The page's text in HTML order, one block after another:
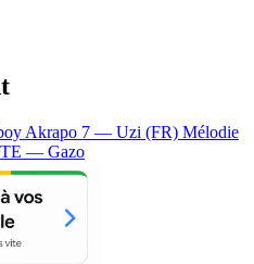
Akrapo 7 — Uzi (FR) Mélodie
— Gazo